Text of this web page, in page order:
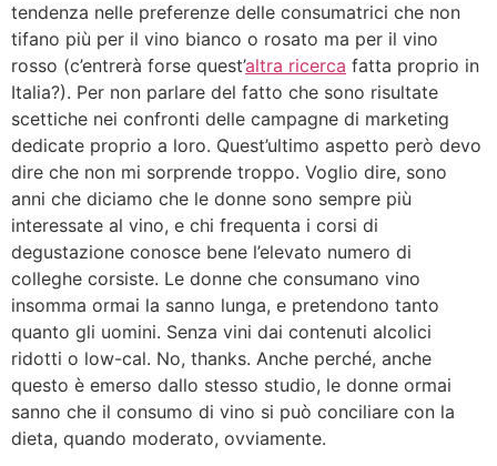
tendenza nelle preferenze delle consumatrici che non
tifano più per il vino bianco o rosato ma per il vino
rosso (c’entrerà forse quest’altra ricerca fatta proprio in
Italia?). Per non parlare del fatto che sono risultate
scettiche nei confronti delle campagne di marketing
dedicate proprio a loro. Quest’ultimo aspetto però devo
dire che non mi sorprende troppo. Voglio dire, sono
anni che diciamo che le donne sono sempre più
interessate al vino, e chi frequenta i corsi di
degustazione conosce bene l’elevato numero di
colleghe corsiste. Le donne che consumano vino
insomma ormai la sanno lunga, e pretendono tanto
quanto gli uomini. Senza vini dai contenuti alcolici
ridotti o low-cal. No, thanks. Anche perché, anche
questo è emerso dallo stesso studio, le donne ormai
sanno che il consumo di vino si può conciliare con la
dieta, quando moderato, ovviamente.